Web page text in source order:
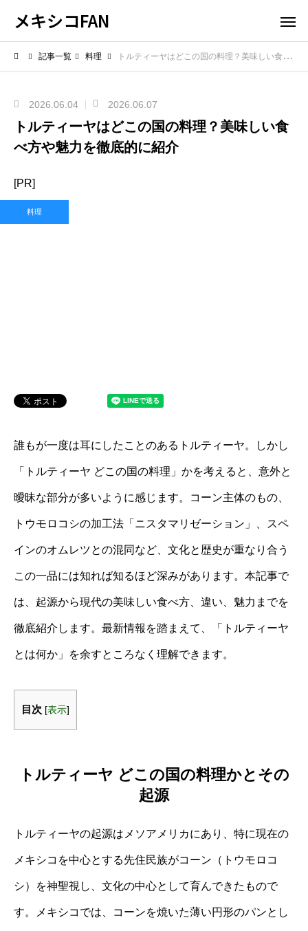
メキシコFAN
記事一覧 料理 トルティーヤはどこの国の料理？美味しい食べ方や魅力を徹底的に紹介
2026.06.04 2026.06.07
トルティーヤはどこの国の料理？美味しい食
べ方や魅力を徹底的に紹介
[PR]
料理
誰もが一度は耳にしたことのあるトルティーヤ。しかし
「トルティーヤ どこの国の料理」かを考えると、意外と
曖昧な部分が多いように感じます。コーン主体のもの、
トウモロコシの加工法「ニスタマリゼーション」、スペ
インのオムレツとの混同など、文化と歴史が重なり合う
この一品には知れば知るほど深みがあります。本記事で
は、起源から現代の美味しい食べ方、違い、魅力までを
徹底紹介します。最新情報を踏まえて、「トルティーヤ
とは何か」を余すところなく理解できます。
目次 [表示]
トルティーヤ どこの国の料理かとその
起源
トルティーヤの起源はメソアメリカにあり、特に現在の
メキシコを中心とする先住民族がコーン（トウモロコ
シ）を神聖視し、文化の中心として育んできたもので
す。メキシコでは、コーンを焼いた薄い円形のパンとし